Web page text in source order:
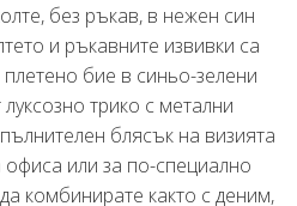
без ръкав, в нежен син
и ръкавните извивки са
бие в синьо-зелени
трико с метални
блясък на визията
офиса или за по-специално
комбинирате както с деним,